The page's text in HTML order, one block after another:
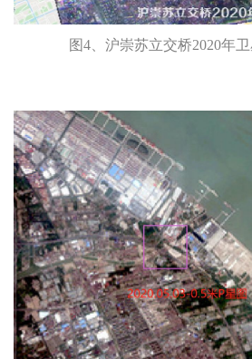
图4、沪崇苏立交桥2020年